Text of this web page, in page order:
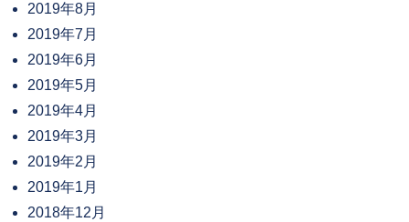
2019年8月
2019年7月
2019年6月
2019年5月
2019年4月
2019年3月
2019年2月
2019年1月
2018年12月